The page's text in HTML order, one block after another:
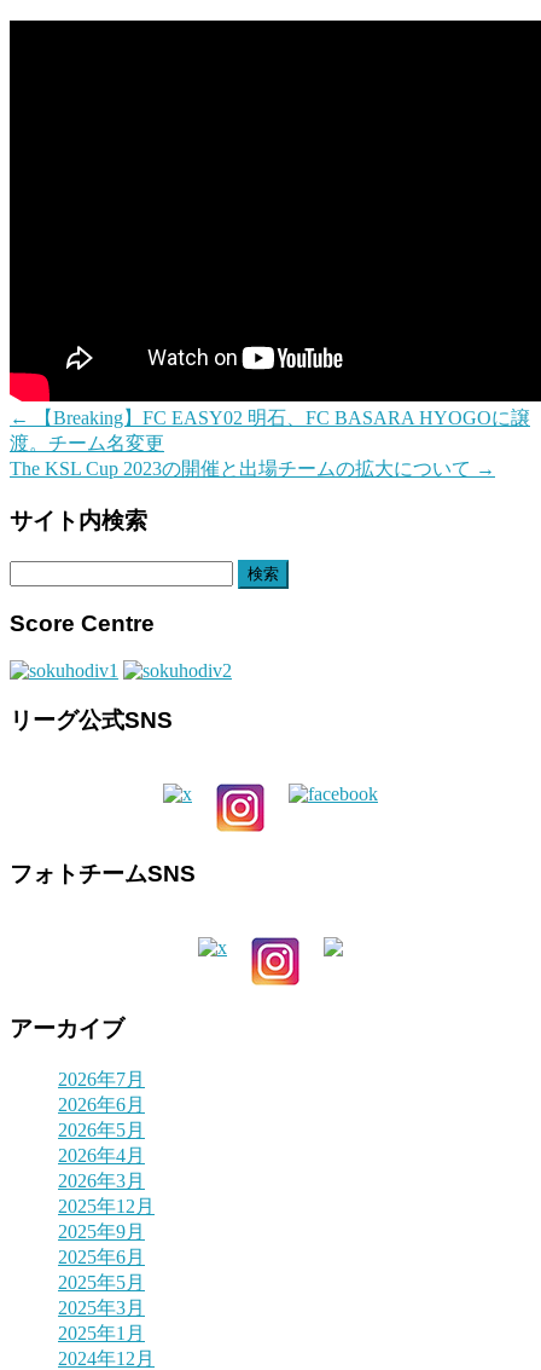
←
【Breaking】FC EASY02 明石、FC BASARA HYOGOに譲
渡。チーム名変更
The KSL Cup 2023の開催と出場チームの拡大について →
サイト内検索
Score Centre
リーグ公式SNS
フォトチームSNS
アーカイブ
2026年7月
2026年6月
2026年5月
2026年4月
2026年3月
2025年12月
2025年9月
2025年6月
2025年5月
2025年3月
2025年1月
2024年12月